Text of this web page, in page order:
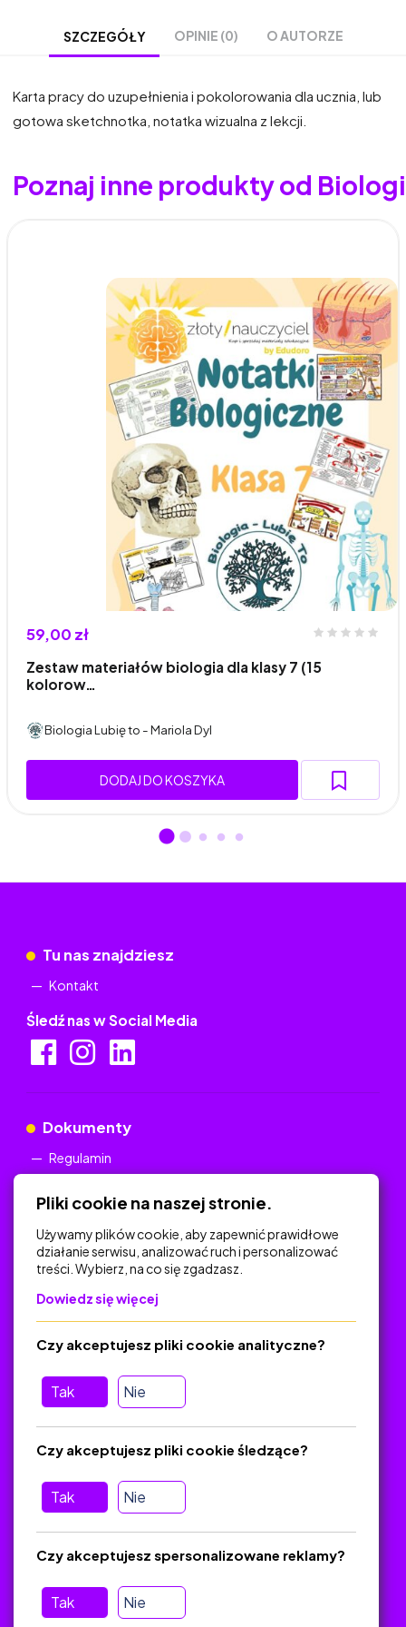
SZCZEGÓŁY OPINIE (0) O AUTORZE
Karta pracy do uzupełnienia i pokolorowania dla ucznia, lub
gotowa sketchnotka, notatka wizualna z lekcji.
Poznaj inne produkty od
59,00 zł
Zestaw materiałów biologia dla klasy 7 (15
kolorow…
Biologia Lubię to - Mariola Dyl
DODAJ DO KOSZYKA
Tu nas znajdziesz
Kontakt
Śledź nas w Social Media
Dokumenty
Regulamin
Na skróty
Polityka Prywatności
Regulamin
O platformie
Baza materiałów dydaktycznych
Jak zostać autorem
FAQ
wiadomość nie trafiła do folderu SPAM)
Pliki cookie na naszej stronie.
Używamy plików cookie, aby zapewnić prawidłowe
działanie serwisu, analizować ruch i personalizować
treści. Wybierz, na co się zgadzasz.
Dowiedz się więcej
Tak Nie
Czy akceptujesz pliki cookie analityczne?
Tak Nie
Czy akceptujesz pliki cookie śledzące?
Tak Nie
Czy akceptujesz spersonalizowane reklamy?